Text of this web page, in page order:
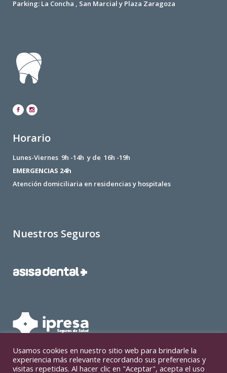
Parking: La Concha , San Marcial y Plaza Zaragoza
Horario
Lunes-Viernes 9h -14h y de 16h -19h
EMERGENCIAS 24h
Atención domiciliaria en residencias y hospitales
Nuestros Seguros
Usamos cookies en nuestro sitio web para brindarle la
experiencia más relevante recordando sus preferencias y
visitas repetidas. Al hacer clic en "Aceptar", acepta el uso